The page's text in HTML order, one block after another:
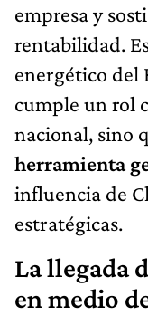
empresa y
rentabilidad.
energético del
cumple un rol
nacional, sino
herramienta
influencia de
estratégicas.
La llegada
en medio